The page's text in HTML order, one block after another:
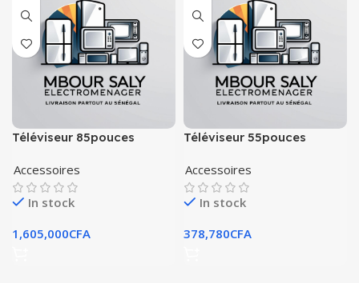
Téléviseur 85pouces
Accessoires
In stock
1,605,000CFA
Téléviseur 55pouces
Accessoires
In stock
378,780CFA